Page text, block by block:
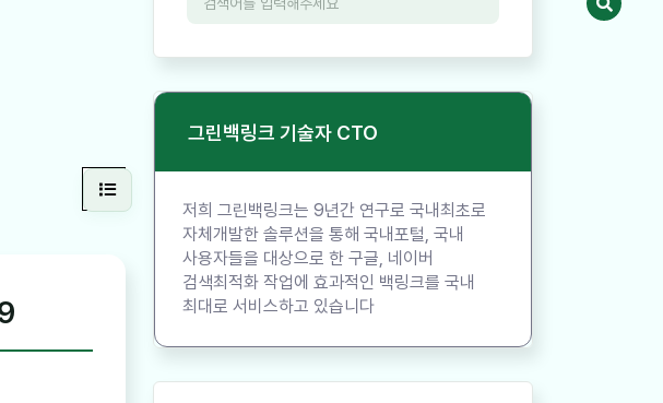
그린백링크 기술자 CTO
저희 그린백링크는 9년간 연구로 국내최초로
자체개발한 솔루션을 통해 국내포털, 국내
사용자들을 대상으로 한 구글, 네이버
검색최적화 작업에 효과적인 백링크를 국내
최대로 서비스하고 있습니다